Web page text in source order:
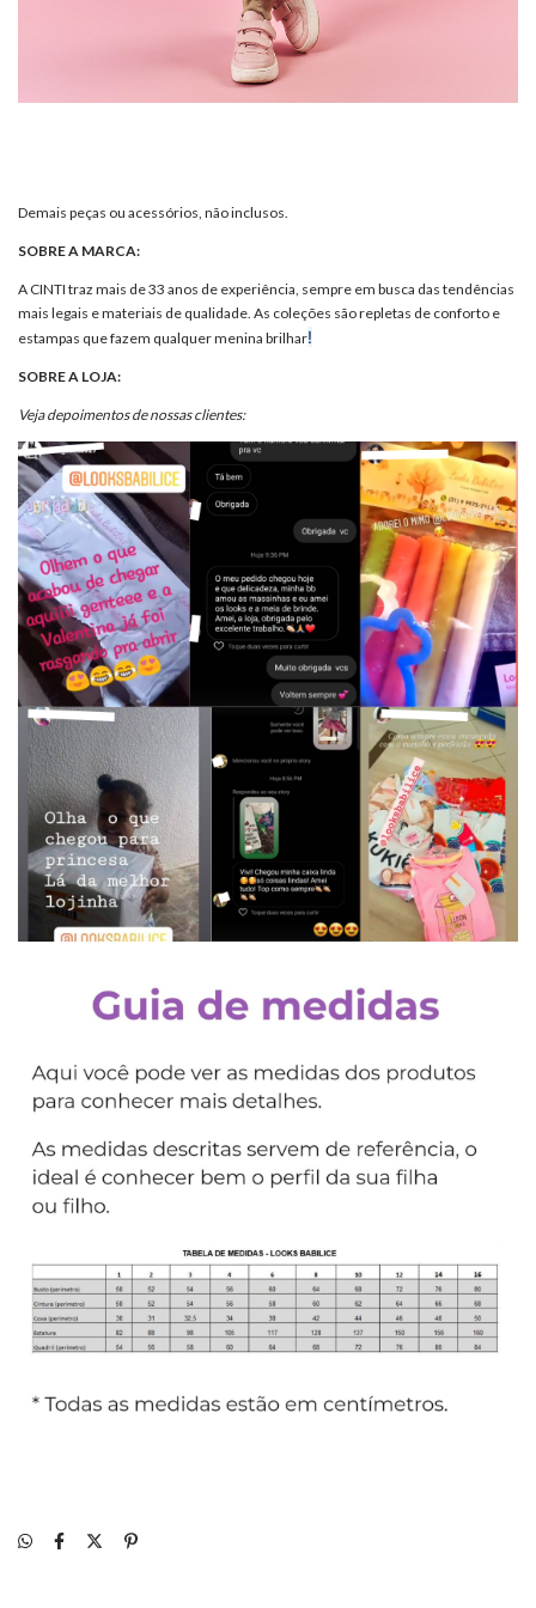
Demais peças ou acessórios, não inclusos.
SOBRE A MARCA:
A CINTI traz mais de 33 anos de experiência, sempre em busca das tendências
mais legais e materiais de qualidade. As coleções são repletas de conforto e
estampas que fazem qualquer menina brilhar!
SOBRE A LOJA:
Veja depoimentos de nossas clientes: